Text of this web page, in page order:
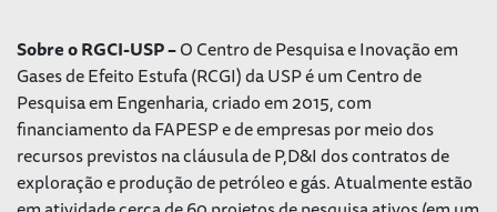
Sobre o RGCI-USP –O Centro de Pesquisa e Inovação em
Gases de Efeito Estufa (RCGI) da USP é um Centro de
Pesquisa em Engenharia, criado em 2015, com
financiamento da FAPESP e de empresas por meio dos
recursos previstos na cláusula de P,D&I dos contratos de
exploração e produção de petróleo e gás. Atualmente estão